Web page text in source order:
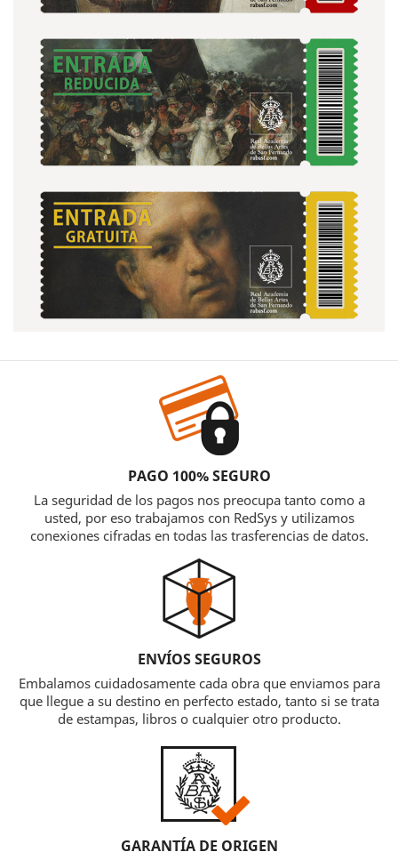
PAGO 100% SEGURO
La seguridad de los pagos nos preocupa tanto como a
usted, por eso trabajamos con RedSys y utilizamos
conexiones cifradas en todas las trasferencias de datos.
ENVÍOS SEGUROS
Embalamos cuidadosamente cada obra que enviamos para
que llegue a su destino en perfecto estado, tanto si se trata
de estampas, libros o cualquier otro producto.
GARANTÍA DE ORIGEN